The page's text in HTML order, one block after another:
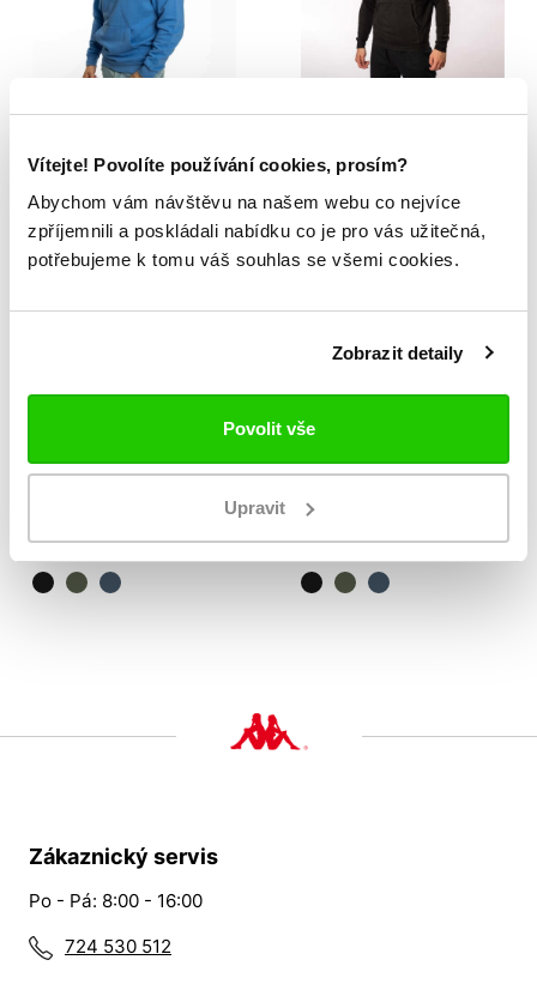
Vítejte! Povolíte používání cookies, prosím?
Abychom vám návštěvu na našem webu co nejvíce
zpříjemnili a poskládali nabídku co je pro vás užitečná,
potřebujeme k tomu váš souhlas se všemi cookies.
Zobrazit detaily
Povolit vše
Upravit
LOGO DAFERS
LOGO ZAIVER
1 299 Kč
LOGO ZAIVER
1 299 Kč
Zákaznický servis
Po - Pá: 8:00 - 16:00
724 530 512